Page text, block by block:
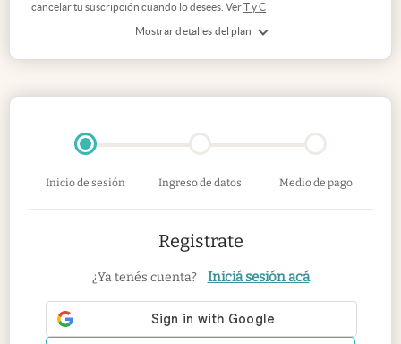
Mostrar detalles del plan
cancelar tu suscripción cuando lo desees. VerT y C
Inicio de sesión Ingreso de datos Medio de pago
Registrate
¿Ya tenés cuenta? Iniciá sesión acá